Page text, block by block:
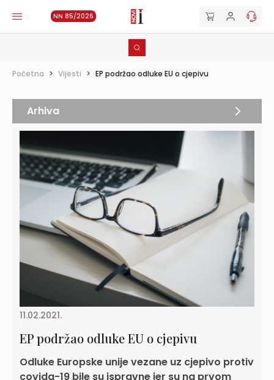
NN 85/2026
Početna > Vijesti > EP podržao odluke EU o cjepivu
11.02.2021.
EP podržao odluke EU o cjepivu
Odluke Europske unije vezane uz cjepivo protiv
covida-19 bile su ispravne jer su na prvom
Arhiva